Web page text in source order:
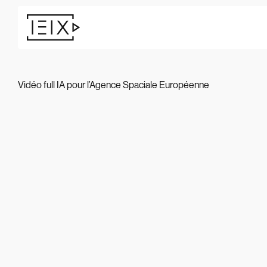
Vidéo full IA pour l’Agence Spaciale Européenne